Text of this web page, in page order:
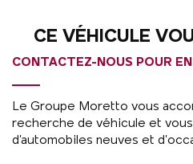
CE VÉHICULE
CONTACTEZ-NOUS POUR
Le Groupe Moretto vous
recherche de véhicule et
d’automobiles neuves et